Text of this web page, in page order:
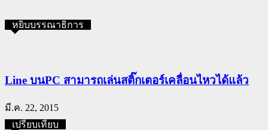
หยิบบรรณาธิการ
Line บนPC สามารถเล่นสติ๊กเตอร์เคลื่อนไหวได้แล้ว
มี.ค. 22, 2015
เปรียบเทียบ